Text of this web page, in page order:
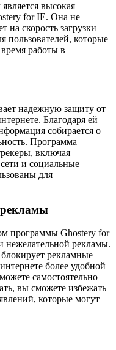
высокая
for IE. Она не
на скорость загрузки
пользователей, которые
работы в
надежную защиту от
Благодаря ей
собирается о
Программа
включая
и социальные
для
программы Ghostery for
нежелательной рекламы.
рекламные
более удобной
самостоятельно
вы сможете избежать
которые могут